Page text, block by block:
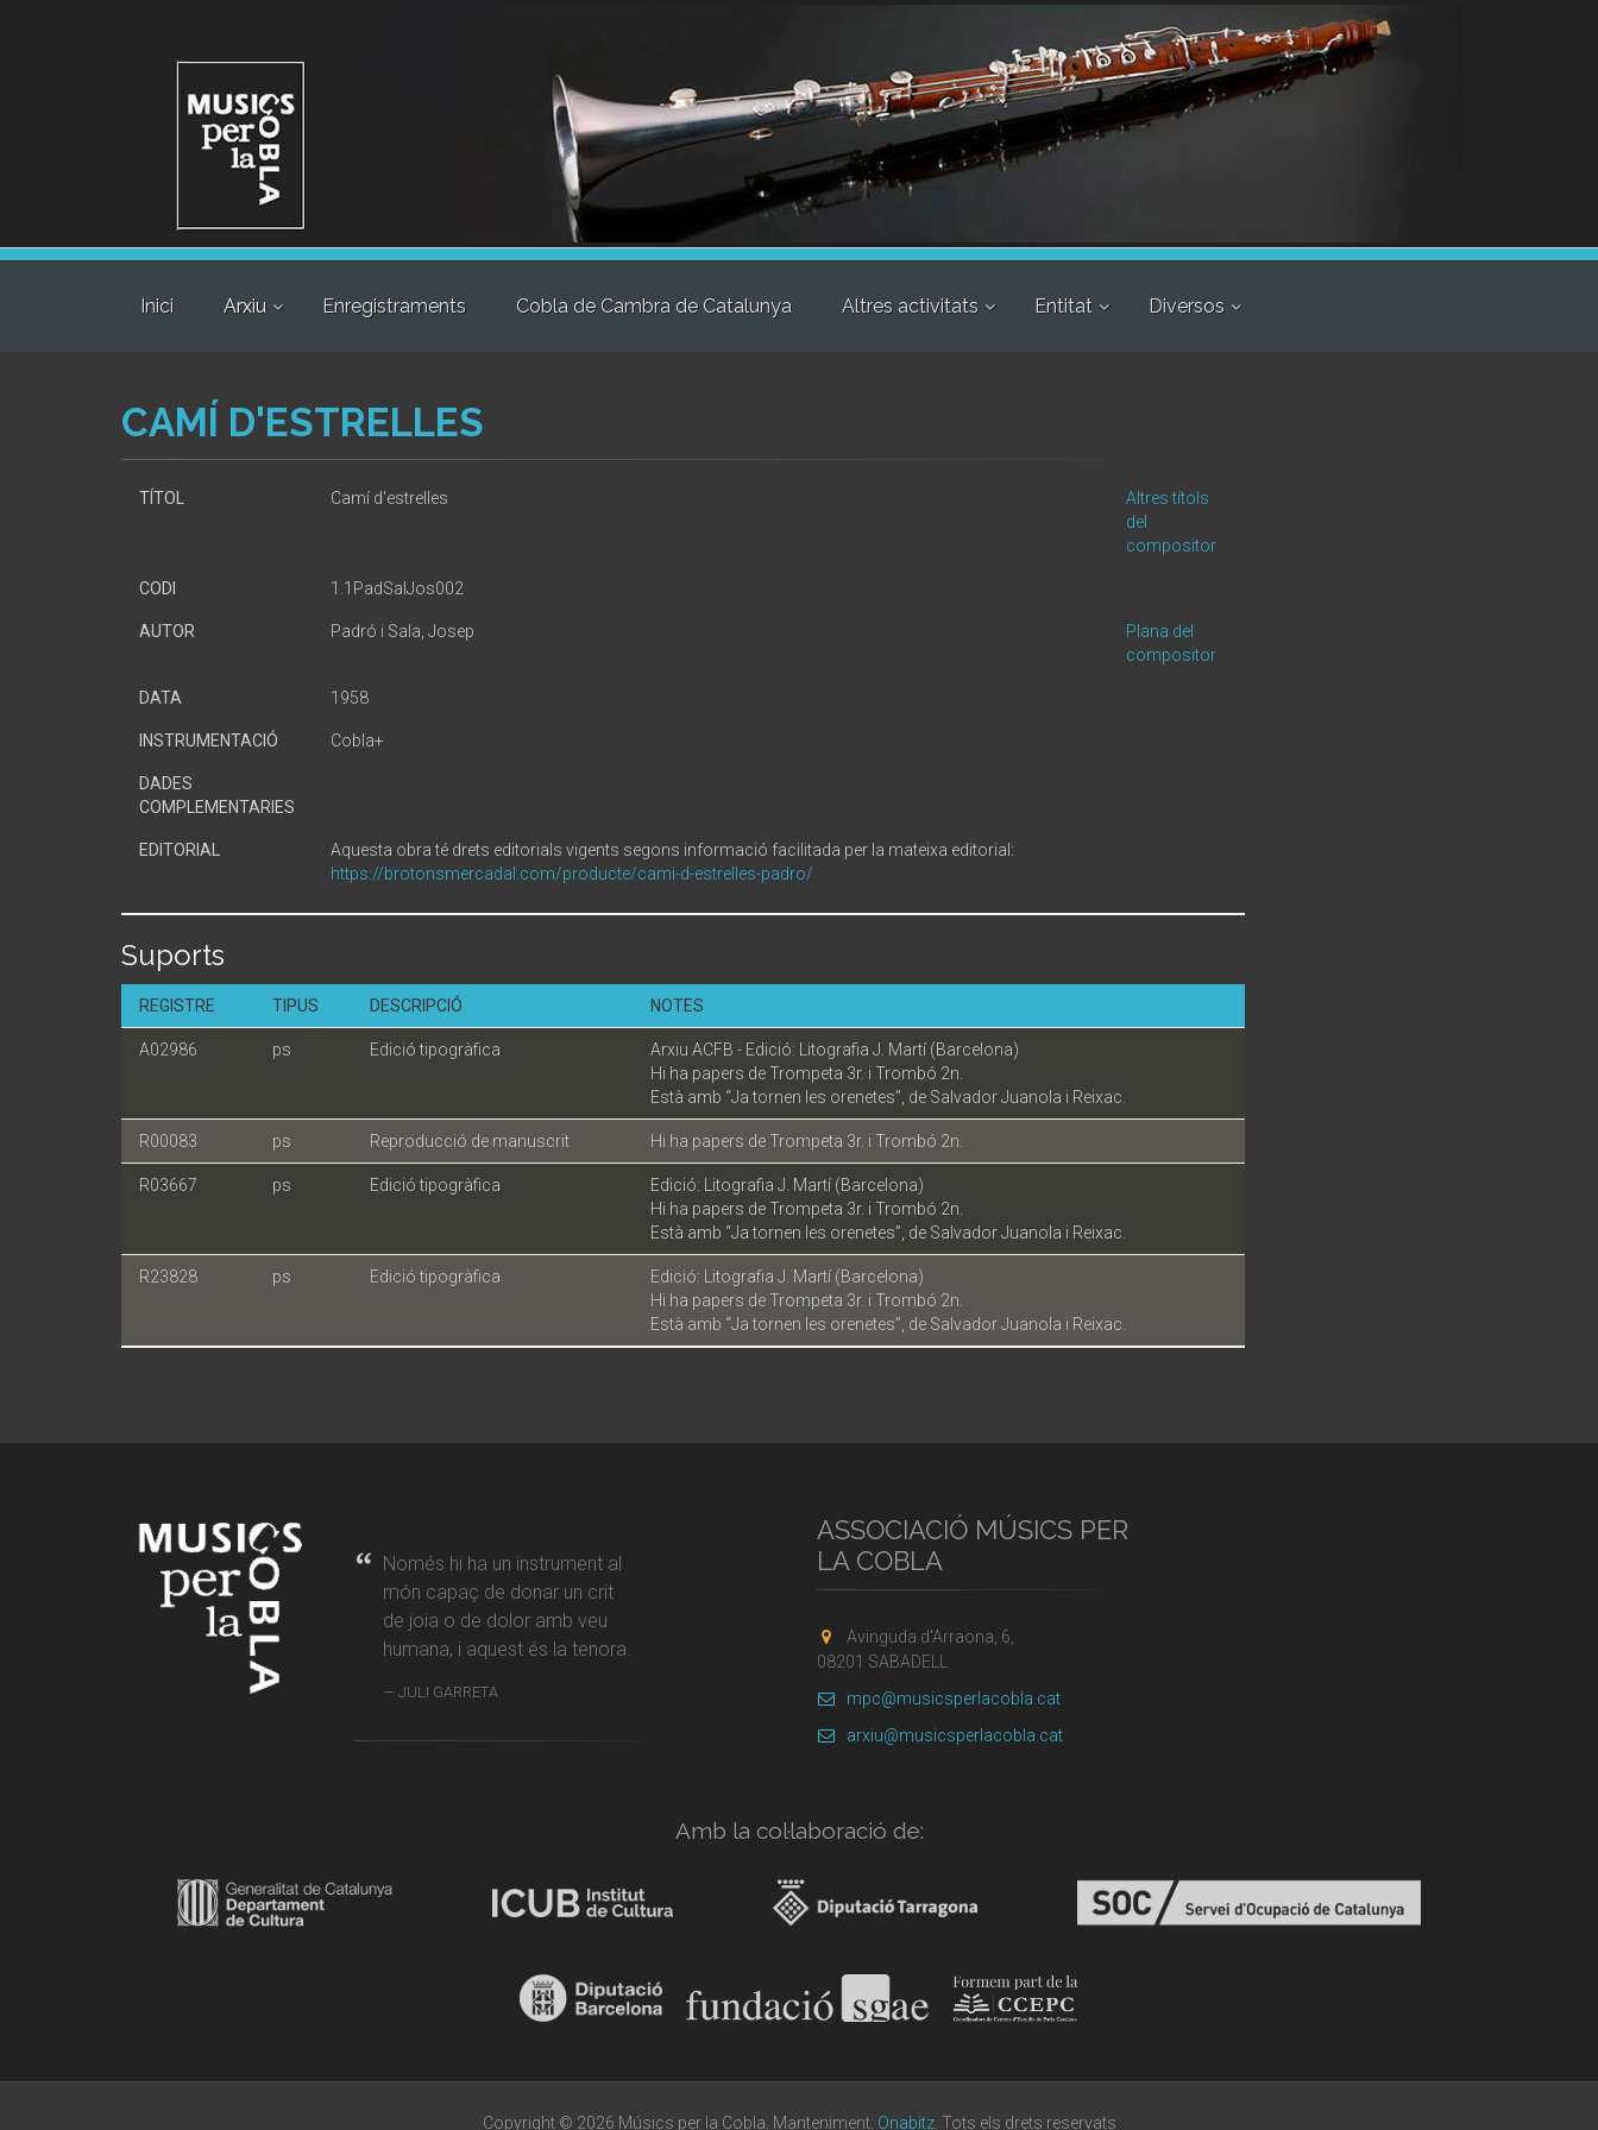
Inici Arxiu Enregistraments Cobla de Cambra de Catalunya Altres activitats Entitat Diversos
CAMÍ D'ESTRELLES
TÍTOL Camí d'estrelles
Altres títols
del
compositor
CODI 1.1PadSalJos002
AUTOR Padró i Sala, Josep
Plana del
compositor
DATA 1958
INSTRUMENTACIÓ Cobla+
DADES
COMPLEMENTARIES
EDITORIAL
Aquesta obra té drets editorials vigents segons informació facilitada per la mateixa editorial:
https://brotonsmercadal.com/producte/cami-d-estrelles-padro/
Suports
REGISTRE TIPUS DESCRIPCIÓ NOTES
A02986 ps Edició tipogràfica
Arxiu ACFB - Edició: Litografia J. Martí (Barcelona)
Hi ha papers de Trompeta 3r. i Trombó 2n.
Està amb “Ja tornen les orenetes”, de Salvador Juanola i Reixac.
R00083 ps Reproducció de manuscrit Hi ha papers de Trompeta 3r. i Trombó 2n.
R03667 ps Edició tipogràfica
Edició: Litografia J. Martí (Barcelona)
Hi ha papers de Trompeta 3r. i Trombó 2n.
Està amb “Ja tornen les orenetes”, de Salvador Juanola i Reixac.
R23828 ps Edició tipogràfica
Edició: Litografia J. Martí (Barcelona)
Hi ha papers de Trompeta 3r. i Trombó 2n.
Està amb “Ja tornen les orenetes”, de Salvador Juanola i Reixac.
Només hi ha un instrument al
món capaç de donar un crit
de joia o de dolor amb veu
humana, i aquest és la tenora.
JULI GARRETA
ASSOCIACIÓ MÚSICS PER
LA COBLA
Avinguda d'Arraona, 6,
08201 SABADELL
mpc@musicsperlacobla.cat
arxiu@musicsperlacobla.cat
Amb la col·laboració de:
Copyright © 2026 Músics per la Cobla. Manteniment: Onabitz. Tots els drets reservats